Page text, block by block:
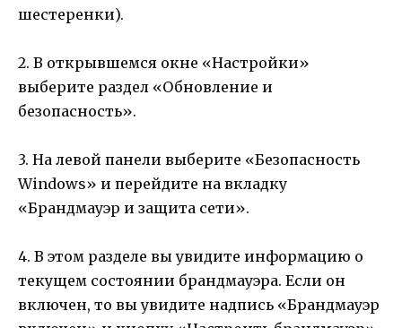
шестеренки).
2. В открывшемся окне «Настройки»
выберите раздел «Обновление и
безопасность».
3. На левой панели выберите «Безопасность
Windows» и перейдите на вкладку
«Брандмауэр и защита сети».
4. В этом разделе вы увидите информацию о
текущем состоянии брандмауэра. Если он
включен, то вы увидите надпись «Брандмауэр